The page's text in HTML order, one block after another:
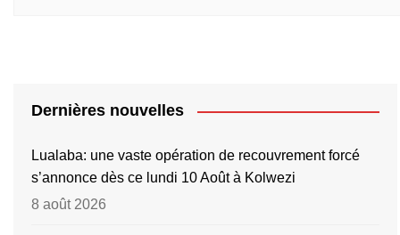
Dernières nouvelles
Lualaba: une vaste opération de recouvrement forcé
s’annonce dès ce lundi 10 Août à Kolwezi
8 août 2026